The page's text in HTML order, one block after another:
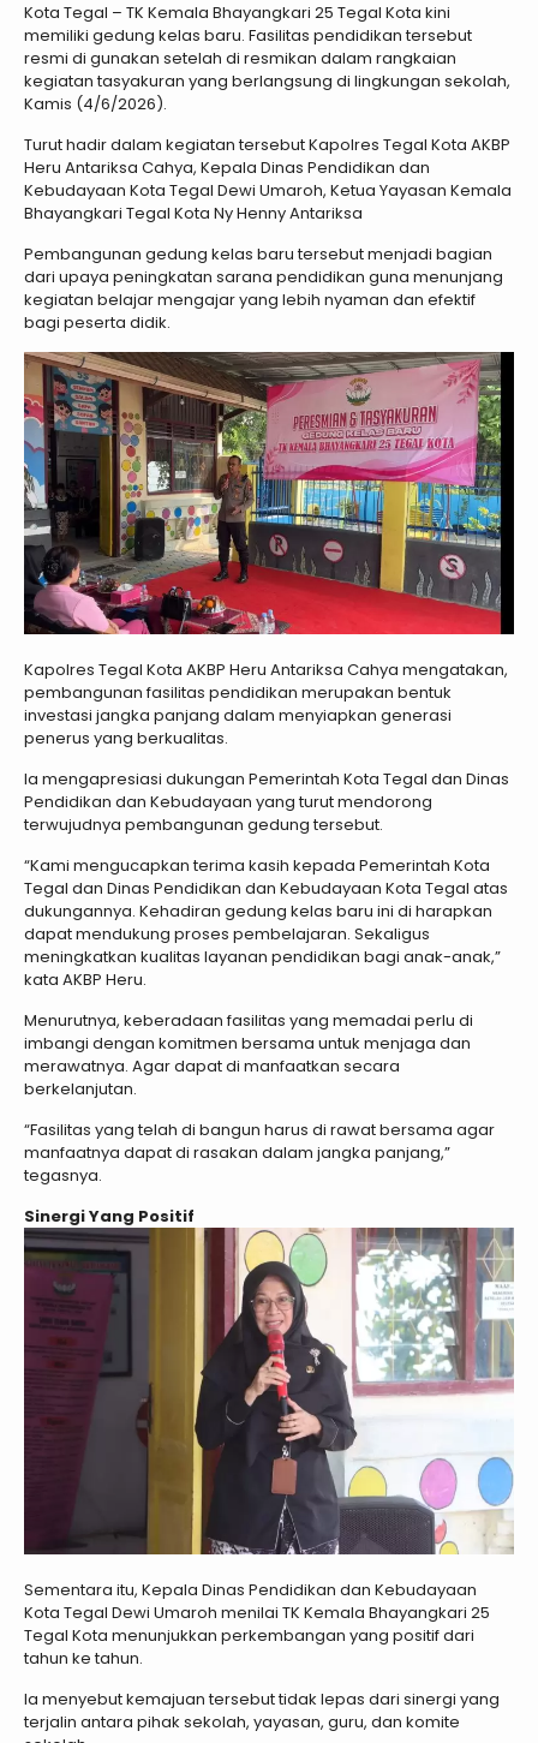
Kota Tegal – TK Kemala Bhayangkari 25 Tegal Kota kini
memiliki gedung kelas baru. Fasilitas pendidikan tersebut
resmi di gunakan setelah di resmikan dalam rangkaian
kegiatan tasyakuran yang berlangsung di lingkungan sekolah,
Kamis (4/6/2026).
Turut hadir dalam kegiatan tersebut Kapolres Tegal Kota AKBP
Heru Antariksa Cahya, Kepala Dinas Pendidikan dan
Kebudayaan Kota Tegal Dewi Umaroh, Ketua Yayasan Kemala
Bhayangkari Tegal Kota Ny Henny Antariksa
Pembangunan gedung kelas baru tersebut menjadi bagian
dari upaya peningkatan sarana pendidikan guna menunjang
kegiatan belajar mengajar yang lebih nyaman dan efektif
bagi peserta didik.
Kapolres Tegal Kota AKBP Heru Antariksa Cahya mengatakan,
pembangunan fasilitas pendidikan merupakan bentuk
investasi jangka panjang dalam menyiapkan generasi
penerus yang berkualitas.
Ia mengapresiasi dukungan Pemerintah Kota Tegal dan Dinas
Pendidikan dan Kebudayaan yang turut mendorong
terwujudnya pembangunan gedung tersebut.
“Kami mengucapkan terima kasih kepada Pemerintah Kota
Tegal dan Dinas Pendidikan dan Kebudayaan Kota Tegal atas
dukungannya. Kehadiran gedung kelas baru ini di harapkan
dapat mendukung proses pembelajaran. Sekaligus
meningkatkan kualitas layanan pendidikan bagi anak-anak,”
kata AKBP Heru.
Menurutnya, keberadaan fasilitas yang memadai perlu di
imbangi dengan komitmen bersama untuk menjaga dan
merawatnya. Agar dapat di manfaatkan secara
berkelanjutan.
“Fasilitas yang telah di bangun harus di rawat bersama agar
manfaatnya dapat di rasakan dalam jangka panjang,”
tegasnya.
Sinergi Yang Positif
Sementara itu, Kepala Dinas Pendidikan dan Kebudayaan
Kota Tegal Dewi Umaroh menilai TK Kemala Bhayangkari 25
Tegal Kota menunjukkan perkembangan yang positif dari
tahun ke tahun.
Ia menyebut kemajuan tersebut tidak lepas dari sinergi yang
terjalin antara pihak sekolah, yayasan, guru, dan komite